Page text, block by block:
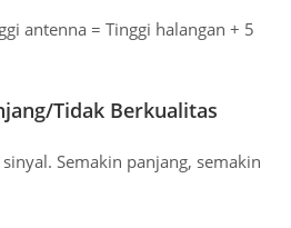
antenna = Tinggi halangan + 5
Tidak Berkualitas
sinyal. Semakin panjang, semakin